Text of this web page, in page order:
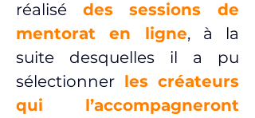
réalisé des sessions de
mentorat en ligne, à la
suite desquelles il a pu
sélectionner les créateurs
qui l’accompagneront